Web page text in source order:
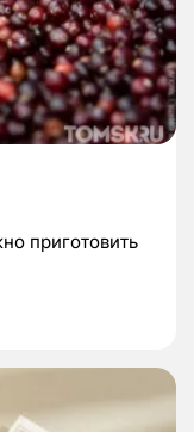
приготовить